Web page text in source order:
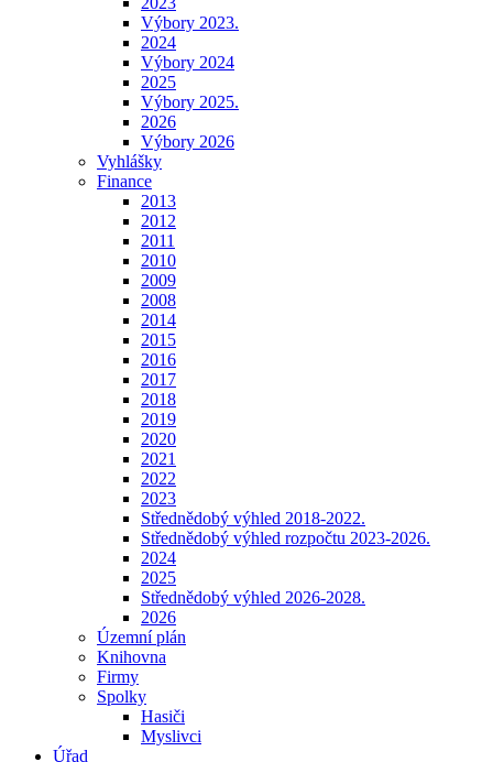
Výbory 2023.
2024
Výbory 2024
2025
Výbory 2025.
2026
Výbory 2026
Vyhlášky
Finance
2013
2012
2011
2010
2009
2008
2014
2015
2016
2017
2018
2019
2020
2021
2022
2023
Střednědobý výhled 2018-2022.
Střednědobý výhled rozpočtu 2023-2026.
2024
2025
Střednědobý výhled 2026-2028.
2026
Územní plán
Knihovna
Firmy
Spolky
Hasiči
Myslivci
Úřad